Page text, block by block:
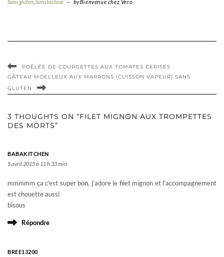
Sans gluten Sans lactose - byBienvenue chez Vero
POÊLÉE DE COURGETTES AUX TOMATES CERISES
GÂTEAU MOELLEUX AUX MARRONS (CUISSON VAPEUR) SANS
GLUTEN
3 THOUGHTS ON “FILET MIGNON AUX TROMPETTES
DES MORTS”
BABAKITCHEN
5 avril 2015 à 11 h 33 min
mmmmm ça c’est super bon, j’adore le filet mignon et l’accompagnement
est chouette aussi
bisous
Répondre
BREE13200